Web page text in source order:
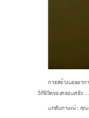
การสร้างบรรยากา
วิถีชีวิตของครอบครัว
บทสัมภาษณ์ : คุณทอ